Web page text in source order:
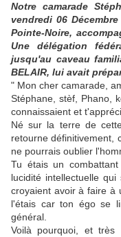
Notre camarade
vendredi 06
Pointe-Noire,
Une délégation
jusqu'au caveau
BELAIR, lui avait
" Mon cher camarade,
Stéphane, stèf, Phano,
connaissaient et
Né sur la terre de
retourne définitivement,
ne pourrais oublier
Tu étais un
lucidité intellectuelle
croyaient avoir à faire à
l'étais car ton égo se
général.
Voilà pourquoi, et